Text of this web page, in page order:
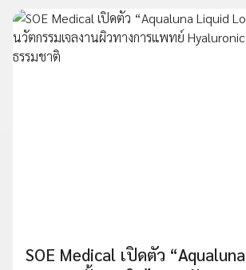
SOE Medical เปิดตัว